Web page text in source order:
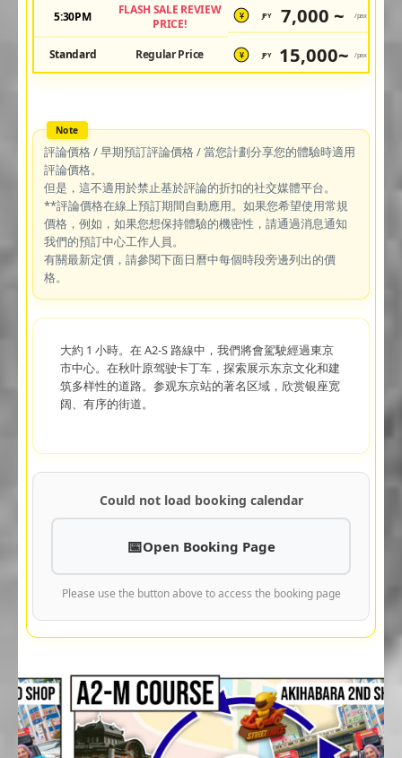
5:30PM
FLASH SALE REVIEW
PRICE!
¥ JPY 7,000 ~ /pax
Standard Regular Price ¥ JPY 15,000~ /pax
評論價格 / 早期預訂評論價格 / 當您計劃分享您的體驗時適用
評論價格。
但是，這不適用於禁止基於評論的折扣的社交媒體平台。
**評論價格在線上預訂期間自動應用。如果您希望使用常規
價格，例如，如果您想保持體驗的機密性，請通過消息通知
我們的預訂中心工作人員。
有關最新定價，請參閱下面日曆中每個時段旁邊列出的價
格。
大約 1 小時。在 A2-S 路線中，我們將會駕駛經過東京
市中心。在秋叶原驾驶卡丁车，探索展示东京文化和建
筑多样性的道路。参观东京站的著名区域，欣赏银座宽
阔、有序的街道。
Could not load booking calendar
Open Booking Page
Please use the button above to access the booking page